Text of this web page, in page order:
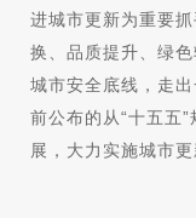
进城市更新为重要
换、品质提升、绿
城市安全底线，走
前公布的从“十五五
展，大力实施城市更